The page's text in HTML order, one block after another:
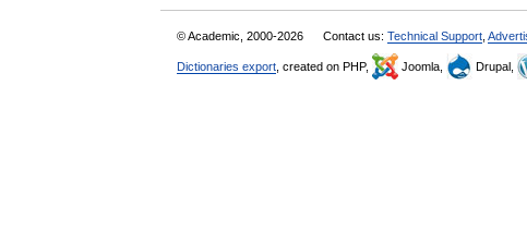
© Academic, 2000-2026 Contact us: Technical Support
Dictionaries export , created on PHP, Joomla, Drupal,